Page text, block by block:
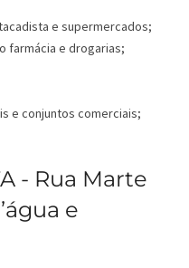
e supermercados;
farmácia e drogarias;
e conjuntos comerciais;
- Rua Marte
e